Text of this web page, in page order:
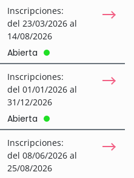
Inscripciones:
del 23/03/2026 al
14/08/2026
Abierta
Inscripciones:
del 01/01/2026 al
31/12/2026
Abierta
Inscripciones:
del 08/06/2026 al
25/08/2026